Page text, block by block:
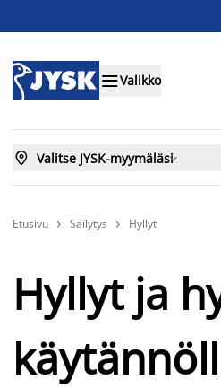
Valikko
 Valitse JYSK-myymäläsi
Etusivu  Säilytys  Hyllyt
Hyllyt ja